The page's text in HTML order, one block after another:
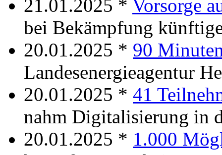
21.01.2025 * Vorsorge
bei Bekämpfung
20.01.2025 * 90
Landesenergieagentur
20.01.2025 * 41
nahm Digitalisierung in
20.01.2025 * 1.000